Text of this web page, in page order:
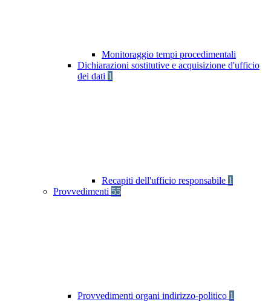
Monitoraggio tempi procedimentali
Dichiarazioni sostitutive e acquisizione d'ufficio
dei dati 1
Recapiti dell'ufficio responsabile 1
Provvedimenti 55
Provvedimenti organi indirizzo-politico 1